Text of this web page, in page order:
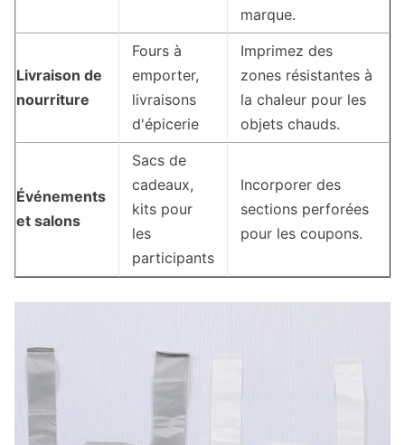
marque.
Livraison de
nourriture
Fours à
emporter,
livraisons
d'épicerie
Imprimez des
zones résistantes à
la chaleur pour les
objets chauds.
Événements
et salons
Sacs de
cadeaux,
kits pour
les
participants
Incorporer des
sections perforées
pour les coupons.